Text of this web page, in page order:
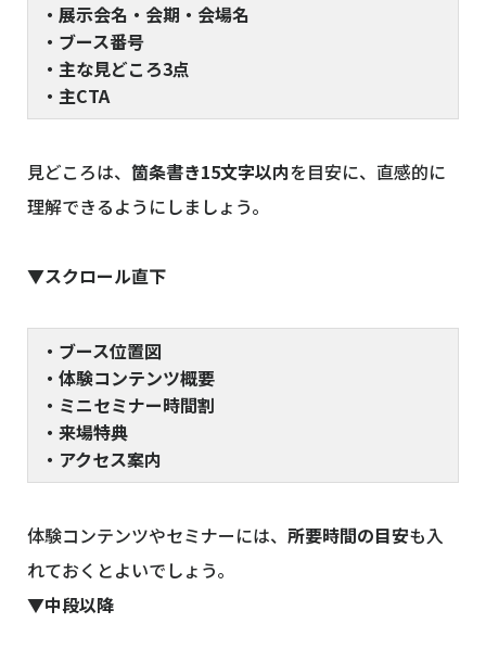
・展示会名・会期・会場名
・ブース番号
・主な見どころ3点
・主CTA
見どころは、 箇条書き15文字以内を目安に、直感的に
理解できるようにしましょう。
▼スクロール直下
・ブース位置図
・体験コンテンツ概要
・ミニセミナー時間割
・来場特典
・アクセス案内
体験コンテンツやセミナーには、 所要時間の目安も入
れておくとよいでしょう。
▼中段以降